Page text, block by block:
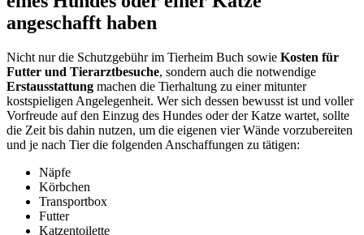
angeschafft haben
Nicht nur die Schutzgebühr im Tierheim Buch sowie Kosten für
Futter und Tierarztbesuche, sondern auch die notwendige
Erstausstattung machen die Tierhaltung zu einer mitunter
kostspieligen Angelegenheit. Wer sich dessen bewusst ist und voller
Vorfreude auf den Einzug des Hundes oder der Katze wartet, sollte
die Zeit bis dahin nutzen, um die eigenen vier Wände vorzubereiten
und je nach Tier die folgenden Anschaffungen zu tätigen:
Näpfe
Körbchen
Transportbox
Futter
Katzentoilette